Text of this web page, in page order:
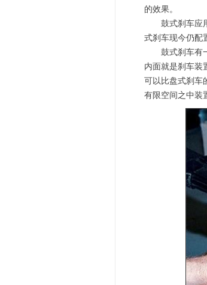
的效果。
鼓式刹车应用
式刹车现今仍配
鼓式刹车有一
内面就是刹车装
可以比盘式刹车
有限空间之中装